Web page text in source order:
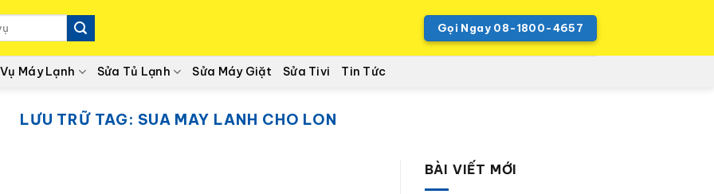
Gọi Ngay 08-1800-4657
Máy Lạnh Sửa Tủ Lạnh Sửa Máy Giặt Sửa Tivi Tin Tức
LƯU TRỮ TAG: SUA MAY LANH CHO LON
BÀI VIẾT MỚI